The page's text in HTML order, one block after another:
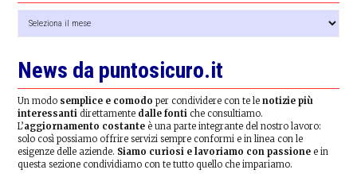
news
News da puntosicuro.it
Un modo semplice e comodo per condividere con te lenotizie più
interessanti direttamente dalle fonti che consultiamo.
L’aggiornamento costante è una parte integrante del nostro lavoro:
solo così possiamo offrire servizi sempre conformi e in linea con le
esigenze delle aziende. Siamo curiosi e lavoriamo con passione e in
questa sezione condividiamo con te tutto quello che impariamo.